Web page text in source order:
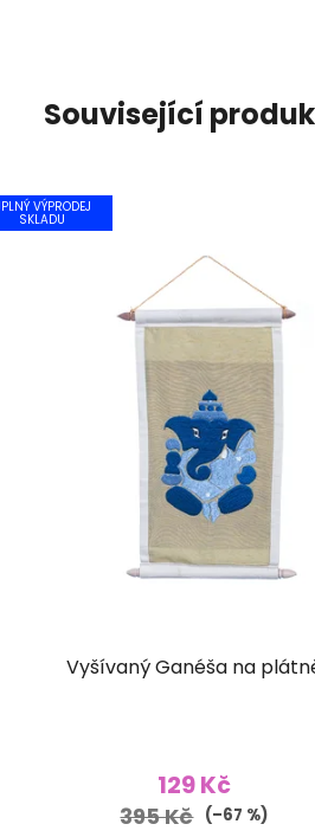
Související
VÝPRODEJ
SKLADU
Vyšívaný Ganéša na
129 Kč
395 Kč (–67 %)